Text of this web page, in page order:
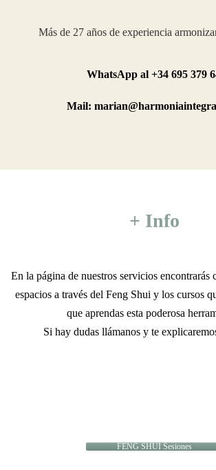
Más de 27 años de experiencia
WhatsApp al +34 695 379
Mail:
+ Info
En la página de nuestros servicios encontrarás
espacios a través del Feng Shui y los cursos
que aprendas esta poderosa
Si hay dudas llámanos y te
FENG SHUI Sesiones